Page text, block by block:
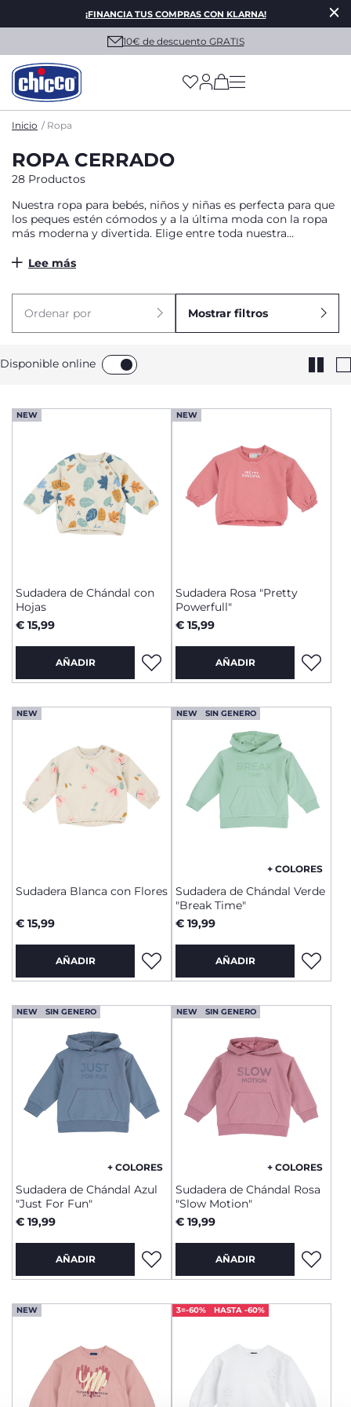
¡FINANCIA TUS COMPRAS CON KLARNA!
10€ de descuento GRATIS
(has more options
Inicio Ropa
ROPA CERRADO
28 Productos
Nuestra ropa para bebés, niños y niñas es perfecta para que
los peques estén cómodos y a la última moda con la ropa
más moderna y divertida. Elige entre toda nuestra
las prendas más fresquitas y ligeras para el verano, hasta los
Lee más
Ordenar por Mostrar filtros
Disponible online
NEW
Sudadera de Chándal con
Hojas
€ 15,99
AÑADIR
NEW
Sudadera Rosa "Pretty
Powerfull"
€ 15,99
AÑADIR
NEW
Sudadera Blanca con Flores
€ 15,99
AÑADIR
NEW SIN GENERO
+ COLORES
Sudadera de Chándal Verde
"Break Time"
€ 19,99
AÑADIR
NEW SIN GENERO
+ COLORES
Sudadera de Chándal Azul
"Just For Fun"
€ 19,99
AÑADIR
NEW SIN GENERO
+ COLORES
Sudadera de Chándal Rosa
"Slow Motion"
€ 19,99
AÑADIR
NEW 3=-60% HASTA -60%